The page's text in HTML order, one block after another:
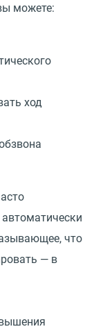
можете:
ход
что
— в